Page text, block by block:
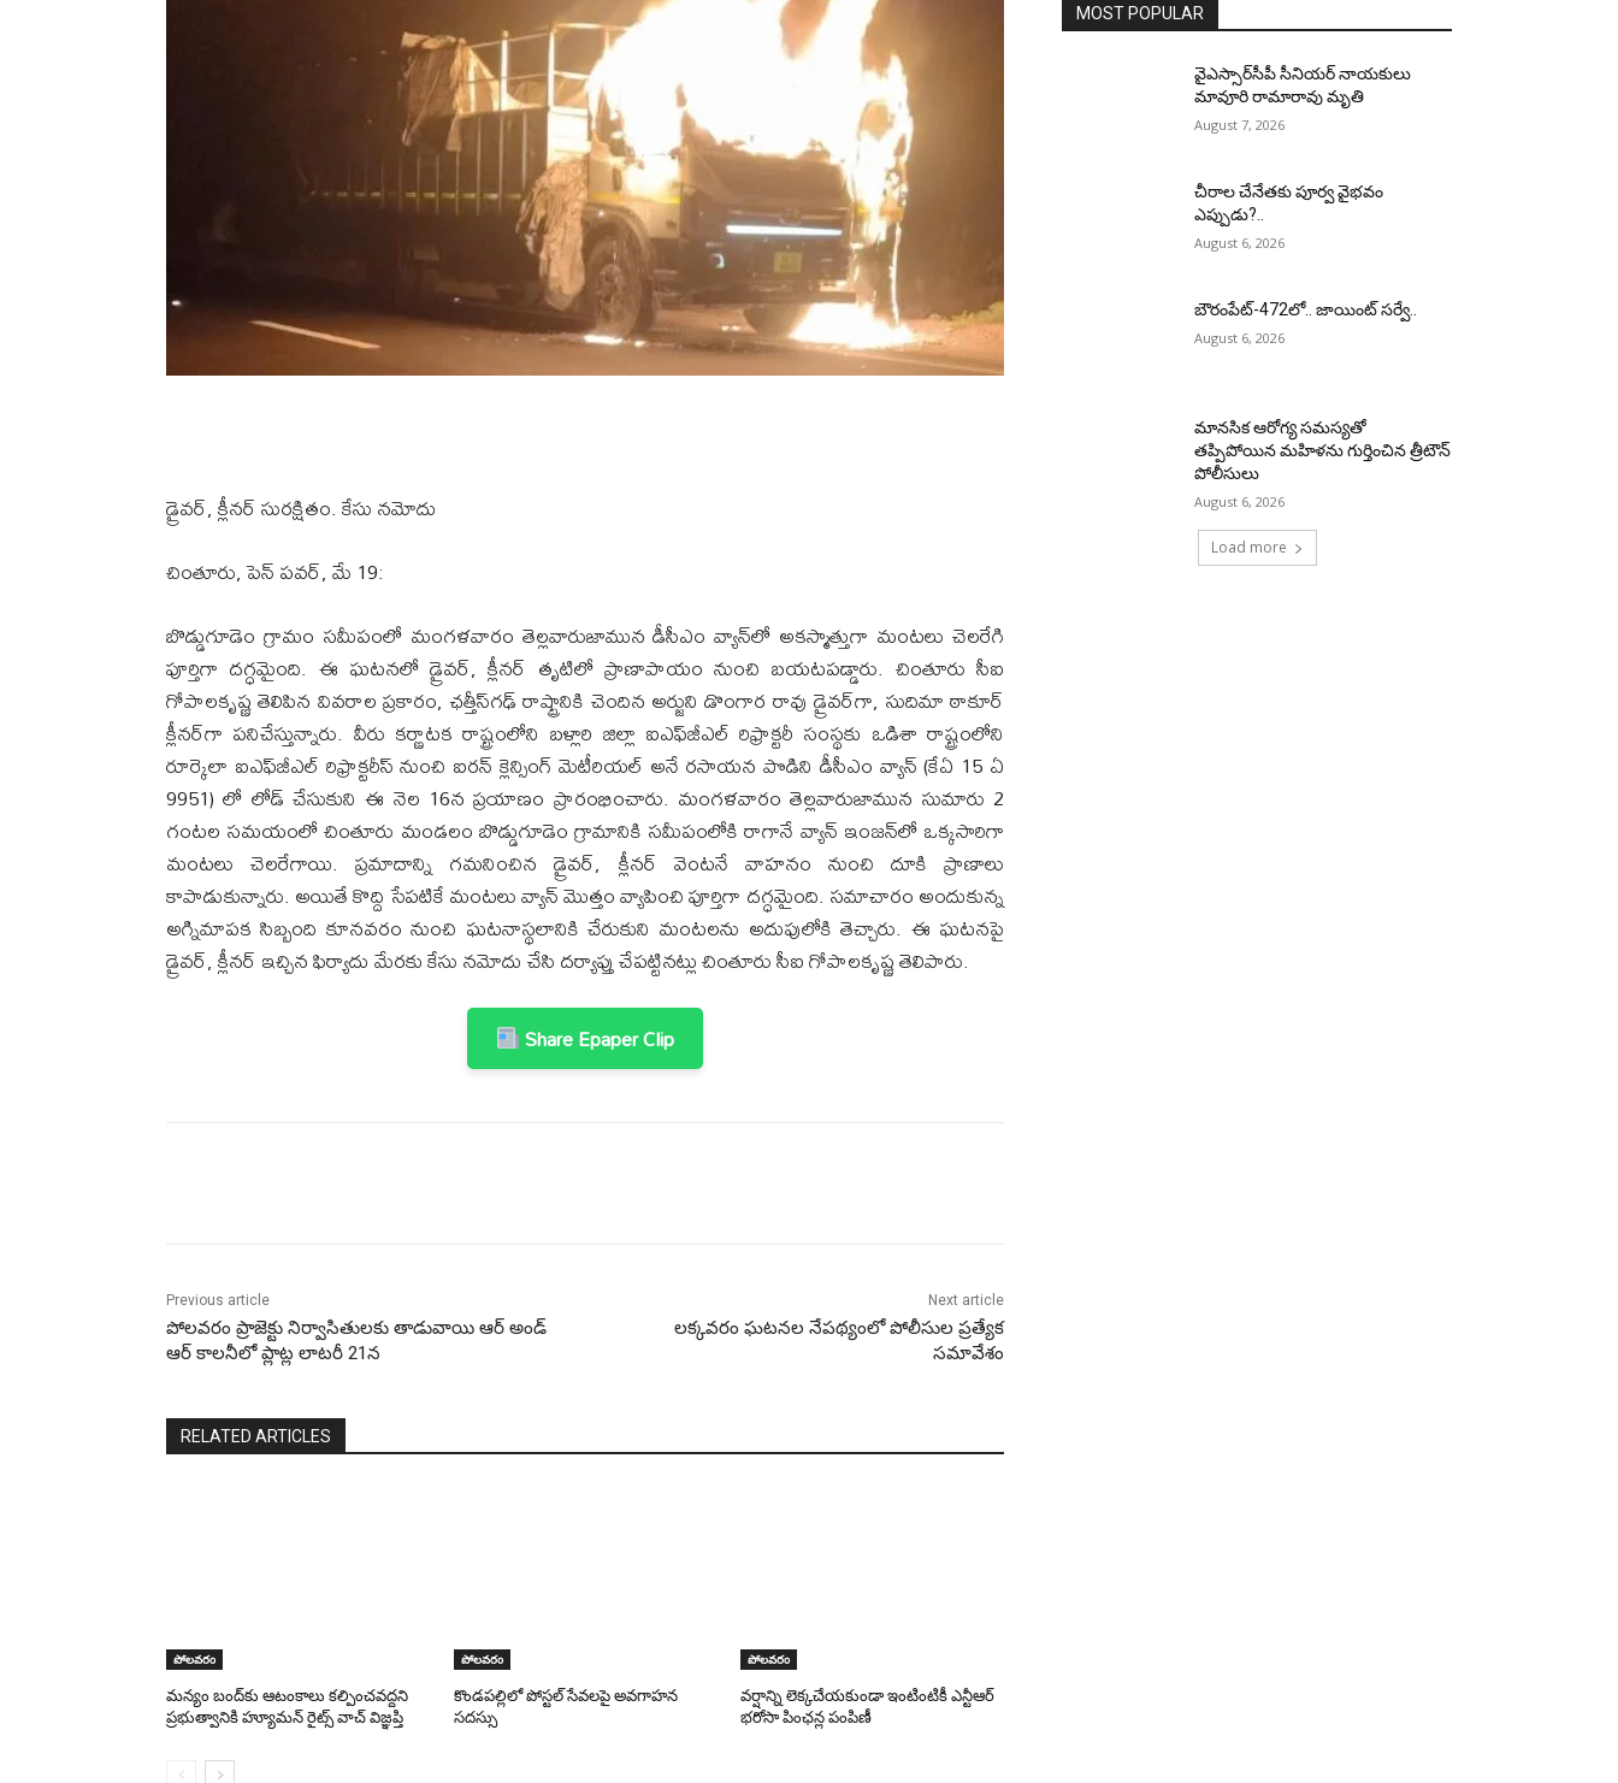
డ్రైవర్, క్లీనర్ సురక్షితం. కేసు నమోదు
చింతూరు, పెన్ పవర్, మే 19:
బొడ్డుగూడెం గ్రామం సమీపంలో మంగళవారం తెల్లవారుజామున డీసీఎం వ్యాన్‌లో అకస్మాత్తుగా మంటలు చెలరేగి
పూర్తిగా దగ్ధమైంది. ఈ ఘటనలో డ్రైవర్, క్లీనర్ తృటిలో ప్రాణాపాయం నుంచి బయటపడ్డారు. చింతూరు సీఐ
గోపాలకృష్ణ తెలిపిన వివరాల ప్రకారం, ఛత్తీస్‌గఢ్ రాష్ట్రానికి చెందిన అర్జుని డొంగార రావు డ్రైవర్‌గా, సుదిమా ఠాకూర్
క్లీనర్‌గా పనిచేస్తున్నారు. వీరు కర్ణాటక రాష్ట్రంలోని బళ్లారి జిల్లా ఐఎఫ్‌జీఎల్ రిఫ్రాక్టరీ సంస్థకు ఒడిశా రాష్ట్రంలోని
రూర్కెలా ఐఎఫ్‌జీఎల్ రిఫ్రాక్టరీస్ నుంచి ఐరన్ క్లెన్సింగ్ మెటీరియల్ అనే రసాయన పొడిని డీసీఎం వ్యాన్‌ (కేఏ 15 ఏ
9951) లో లోడ్ చేసుకుని ఈ నెల 16న ప్రయాణం ప్రారంభించారు. మంగళవారం తెల్లవారుజామున సుమారు 2
గంటల సమయంలో చింతూరు మండలం బొడ్డుగూడెం గ్రామానికి సమీపంలోకి రాగానే వ్యాన్ ఇంజన్‌లో ఒక్కసారిగా
మంటలు చెలరేగాయి. ప్రమాదాన్ని గమనించిన డ్రైవర్, క్లీనర్ వెంటనే వాహనం నుంచి దూకి ప్రాణాలు
కాపాడుకున్నారు. అయితే కొద్ది సేపటికే మంటలు వ్యాన్ మొత్తం వ్యాపించి పూర్తిగా దగ్ధమైంది. సమాచారం అందుకున్న
అగ్నిమాపక సిబ్బంది కూనవరం నుంచి ఘటనాస్థలానికి చేరుకుని మంటలను అదుపులోకి తెచ్చారు. ఈ ఘటనపై
డ్రైవర్, క్లీనర్ ఇచ్చిన ఫిర్యాదు మేరకు కేసు నమోదు చేసి దర్యాప్తు చేపట్టినట్లు చింతూరు సీఐ గోపాలకృష్ణ తెలిపారు.
Share Epaper Clip
Previous article
పోలవరం ప్రాజెక్టు నిర్వాసితులకు తాడువాయి ఆర్ అండ్
ఆర్ కాలనీలో ప్లాట్ల లాటరీ 21న
Next article
లక్కవరం ఘటనల నేపథ్యంలో పోలీసుల ప్రత్యేక
సమావేశం
RELATED ARTICLES
పోలవరం
మన్యం బంద్‌కు ఆటంకాలు కల్పించవద్దని
ప్రభుత్వానికి హ్యూమన్ రైట్స్ వాచ్ విజ్ఞప్తి
పోలవరం
కొండపల్లిలో పోస్టల్ సేవలపై అవగాహన
సదస్సు
పోలవరం
వర్షాన్ని లెక్కచేయకుండా ఇంటింటికీ ఎన్టీఆర్
భరోసా పింఛన్ల పంపిణీ
MOST POPULAR
వైఎస్సార్‌సీపీ సీనియర్ నాయకులు
మావూరి రామారావు మృతి
August 7, 2026
చీరాల చేనేతకు పూర్వ వైభవం
ఎప్పుడు?..
August 6, 2026
బౌరంపేట్-472లో.. జాయింట్ సర్వే..
August 6, 2026
మానసిక ఆరోగ్య సమస్యతో
తప్పిపోయిన మహిళను గుర్తించిన త్రీటౌన్
పోలీసులు
August 6, 2026
Load more